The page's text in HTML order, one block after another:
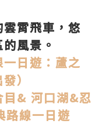
霄飛車，悠
風景。
日遊：蘆之
）
目& 河口湖&忍
線一日遊